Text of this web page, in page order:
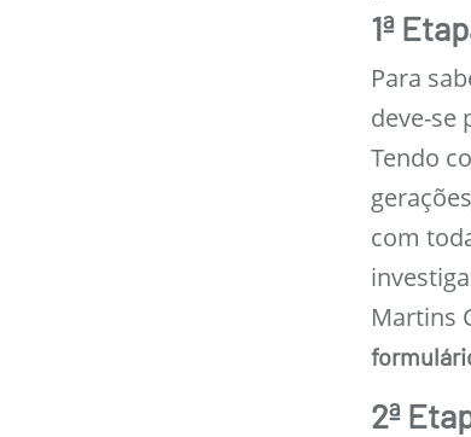
1ª
Para
deve-se
Tendo
com
Martins
2ª